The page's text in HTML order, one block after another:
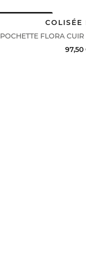
ACHAT RAPIDE
POCHETTE FLORA
COLISÉE
97,50